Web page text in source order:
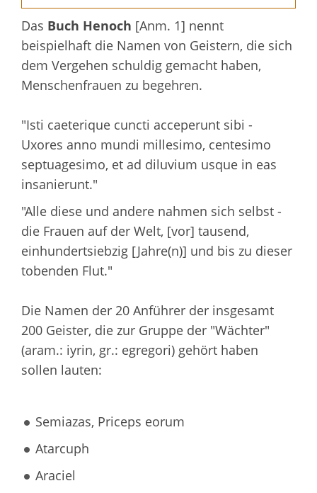
Das Buch Henoch [Anm. 1] nennt
beispielhaft die Namen von Geistern, die sich
dem Vergehen schuldig gemacht haben,
Menschenfrauen zu begehren.
"Isti caeterique cuncti acceperunt sibi -
Uxores anno mundi millesimo, centesimo
septuagesimo, et ad diluvium usque in eas
insanierunt."
"Alle diese und andere nahmen sich selbst -
die Frauen auf der Welt, [vor] tausend,
einhundertsiebzig [Jahre(n)] und bis zu dieser
tobenden Flut."
Die Namen der 20 Anführer der insgesamt
200 Geister, die zur Gruppe der "Wächter"
(aram.: iyrin, gr.: egregori) gehört haben
sollen lauten:
Semiazas, Priceps eorum
Atarcuph
Araciel